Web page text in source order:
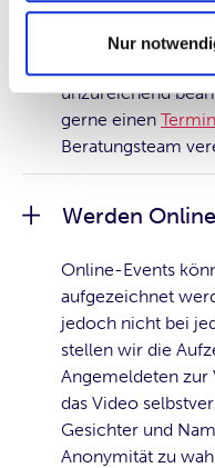
Nur
nutzen. Wir
beantworten.
unzureichend
gerne einen Termin
Beratungsteam
Werden
Online-Events
aufgezeichnet
jedoch nicht bei
stellen wir die
Angemeldeten zur
das Video
Gesichter und
Anonymität zu